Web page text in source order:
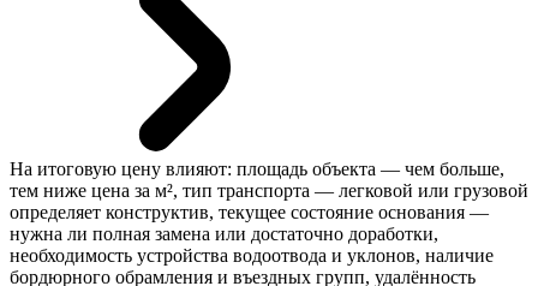
На итоговую цену влияют: площадь объекта — чем больше,
тем ниже цена за м², тип транспорта — легковой или грузовой
определяет конструктив, текущее состояние основания —
нужна ли полная замена или достаточно доработки,
необходимость устройства водоотвода и уклонов, наличие
бордюрного обрамления и въездных групп, удалённость